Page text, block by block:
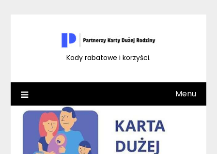
Kody rabatowe i korzyści.
Menu